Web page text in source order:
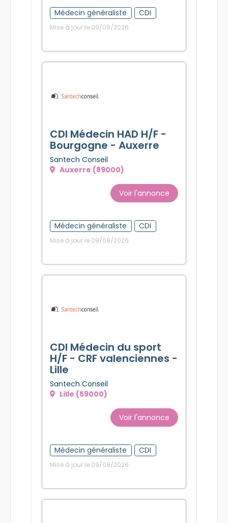
Médecin généraliste CDI
Mise à jour le 09/08/2026
CDI Médecin HAD H/F -
Bourgogne - Auxerre
Santech Conseil
Auxerre (89000)
Voir l'annonce
Médecin généraliste CDI
Mise à jour le 09/08/2026
CDI Médecin du sport
H/F - CRF valenciennes -
Lille
Santech Conseil
Lille (59000)
Voir l'annonce
Médecin généraliste CDI
Mise à jour le 09/08/2026